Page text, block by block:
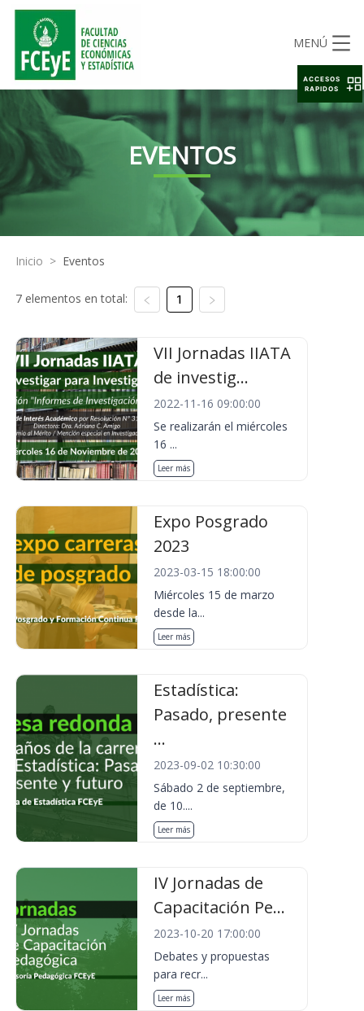
MENÚ
EVENTOS
Inicio > Eventos
7 elementos en total: 1
VII Jornadas IIATA
de investig...
2022-11-16 09:00:00
Se realizarán el miércoles
16 ...
Leer más
Expo Posgrado
2023
2023-03-15 18:00:00
Miércoles 15 de marzo
desde la...
Leer más
Estadística:
Pasado, presente
...
2023-09-02 10:30:00
Sábado 2 de septiembre,
de 10....
Leer más
IV Jornadas de
Capacitación Pe...
2023-10-20 17:00:00
Debates y propuestas
para recr...
Leer más
ACCESOS
RAPIDOS